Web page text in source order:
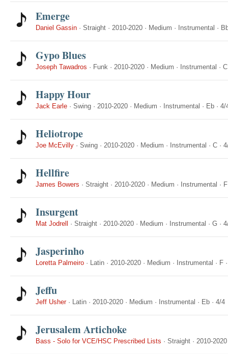
Emerge
Daniel Gassin · Straight · 2010-2020 · Medium · Instrumental ·
Gypo Blues
Joseph Tawadros · Funk · 2010-2020 · Medium · Instrumental · C
Happy Hour
Jack Earle · Swing · 2010-2020 · Medium · Instrumental · Eb · 4/
Heliotrope
Joe McEvilly · Swing · 2010-2020 · Medium · Instrumental · C ·
Hellfire
James Bowers · Straight · 2010-2020 · Medium · Instrumental · F
Insurgent
Mat Jodrell · Straight · 2010-2020 · Medium · Instrumental · G ·
Jasperinho
Loretta Palmeiro · Latin · 2010-2020 · Medium · Instrumental · F
Jeffu
Jeff Usher· Latin · 2010-2020 · Medium · Instrumental · Eb · 4/4
Jerusalem Artichoke
Bass - Solo for VCE/HSC Prescribed Lists · Straight · 2010-2020